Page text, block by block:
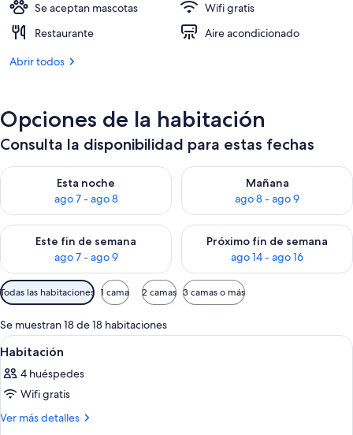
Se aceptan mascotas
Wifi gratis
Restaurante
Aire acondicionado
Abrir todos
Opciones de la habitación
Consulta la disponibilidad para estas fechas
Esta noche
ago 7 - ago 8
Consulta la disponibilidad para esta noche, ago 7 - ago 8
Mañana
ago 8 - ago 9
Consulta la disponibilidad
Este fin de semana
ago 7 - ago 9
Consulta la disponibilidad para este fin de semana, ago 7 -
Próximo fin de semana
ago 14 - ago 16
Consulta la disponibilidad
Filtros
disponibles
para
las
habitaciones
Todas las habitaciones 1 cama 2 camas 3 camas o más
Se muestran 18 de 18 habitaciones
Abrir
todas
las
fotos
de
Un dormitorio amplio con una cama
11
Habitación
4 huéspedes
Wifi gratis
Ver más detalles
Más